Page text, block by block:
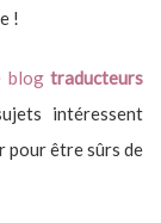
!
blog traducteurs
intéressent
pour être sûrs de